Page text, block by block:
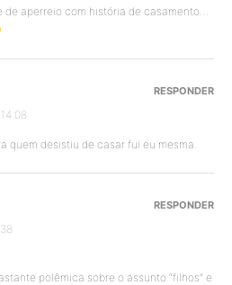
de aperreio com história de casamento…
quem desistiu de casar fui eu mesma.
RESPONDER
polêmica sobre o assunto “filhos” e
RESPONDER